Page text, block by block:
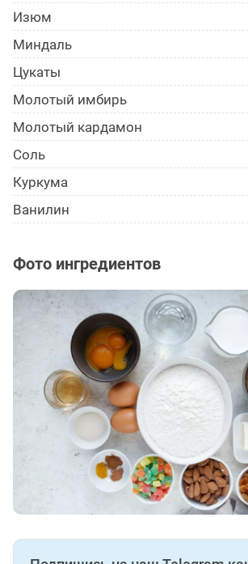
Изюм
Миндаль
Цукаты
Молотый имбирь
Молотый кардамон
Соль
Куркума
Ванилин
Фото ингредиентов